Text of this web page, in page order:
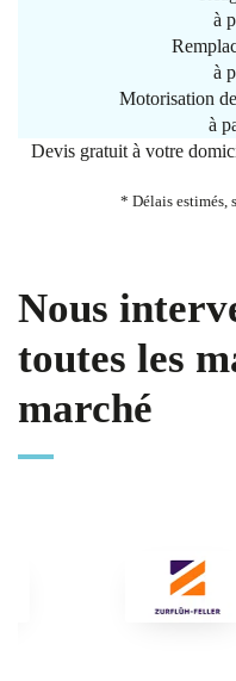
à
à
Motorisation
à
Devis gratuit à votre
* Délais estimés,
Nous
toutes les
marché